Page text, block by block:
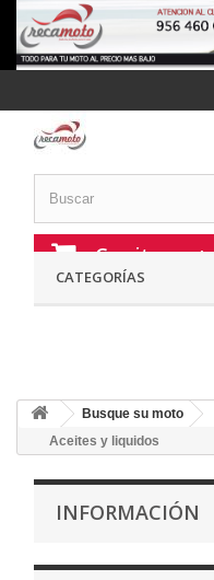
Carrito:
CATEGORÍAS
Busque su moto
Aceites y liquidos
INFORMACIÓN